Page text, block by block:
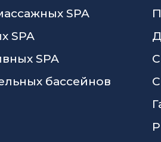
SPA
SPA
SPA
бассейнов